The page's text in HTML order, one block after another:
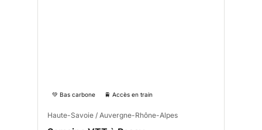
💚 Bas carbone 🚆 Accès en train
Haute-Savoie / Auvergne-Rhône-Alpes